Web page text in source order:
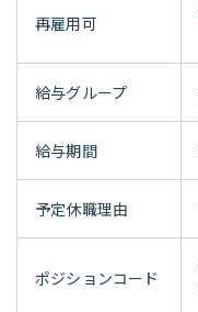
再雇用可
給与グループ
給与期間
予定休職理由
ポジションコード